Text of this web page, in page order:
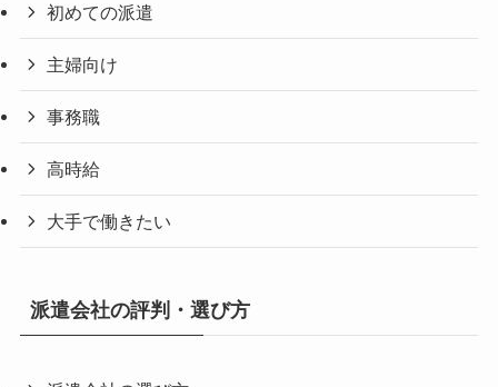
初めての派遣
主婦向け
事務職
高時給
大手で働きたい
派遣会社の評判・選び方